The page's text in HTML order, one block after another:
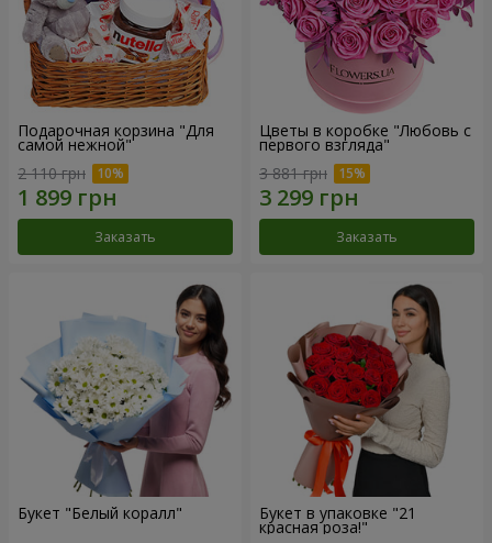
Подарочная корзина "Для
самой нежной"
2 110 грн
Заказать
Цветы в коробке "Любовь с
первого взгляда"
3 881 грн
Заказать
Букет "Белый коралл" Букет в упаковке "21
красная роза!"